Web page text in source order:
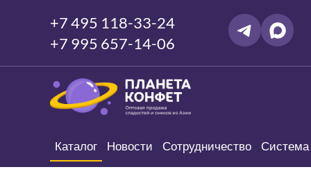
+7 495 118-33-24
+7 995 657-14-06
Каталог Новости Сотрудничество Система